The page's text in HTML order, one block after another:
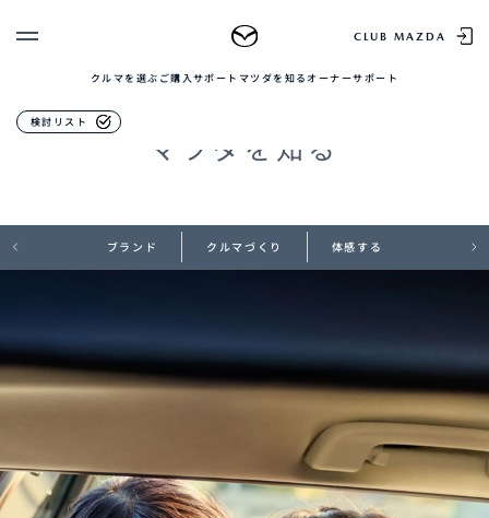
CLUB MAZDA
クルマを選ぶ ご購入サポート マツダを知る オーナーサポート
検討リスト
車種・グレード比較
ご購入サポート
販売店検索
試乗車検索
購入相談
マツダを知る
ログイン
登録情報の変更
お知らせ配信の登録・解除
MAZDA
マツダを知る
ブランド クルマづくり 体感する